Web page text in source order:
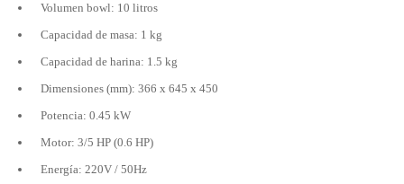
Volumen bowl: 10 litros
Capacidad de masa: 1 kg
Capacidad de harina: 1.5 kg
Dimensiones (mm): 366 x 645 x 450
Potencia: 0.45 kW
Motor: 3/5 HP (0.6 HP)
Energía: 220V / 50Hz